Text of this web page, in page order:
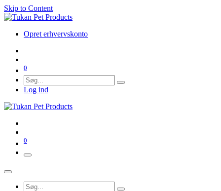
Skip to Content
Opret erhvervskonto
0
Log ind
0